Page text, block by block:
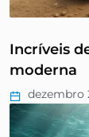
Incríveis
moderna
dezembro